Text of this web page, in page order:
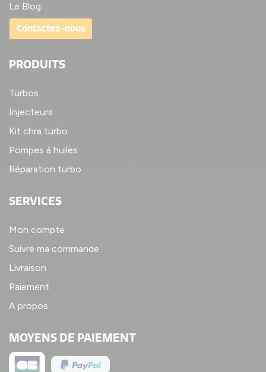
Le Blog
Contactez-nous
PRODUITS
Turbos
Injecteurs
Kit chra turbo
Pompes à huiles
Réparation turbo
SERVICES
Mon compte
Suivre ma commande
Livraison
Paiement
A propos
MOYENS DE PAIEMENT